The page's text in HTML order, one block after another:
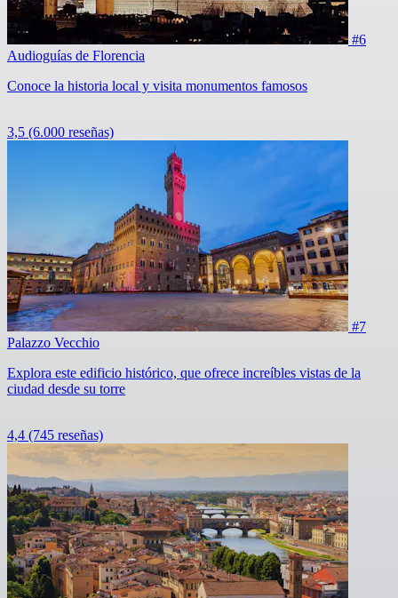
#6
Audioguías de Florencia
Conoce la historia local y visita monumentos famosos
3,5 (6.000 reseñas)
#7
Palazzo Vecchio
Explora este edificio histórico, que ofrece increíbles vistas de la
ciudad desde su torre
4,4 (745 reseñas)